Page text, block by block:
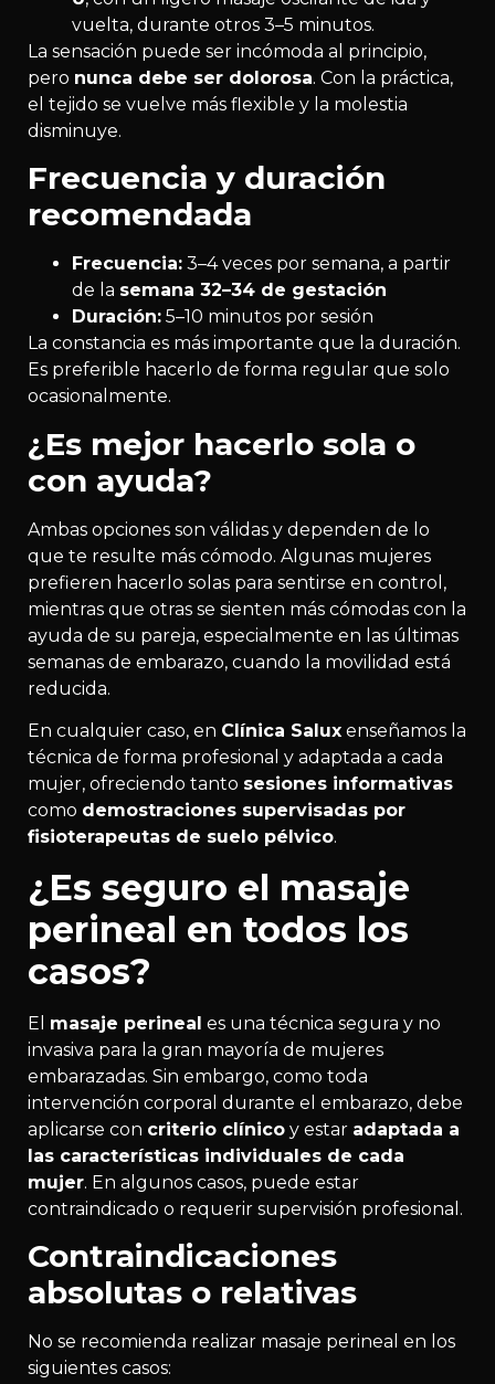
vuelta, durante otros 3–5 minutos.
La sensación puede ser incómoda al principio,
pero nunca debe ser dolorosa. Con la práctica,
el tejido se vuelve más flexible y la molestia
disminuye.
Frecuencia y duración
recomendada
Frecuencia: 3–4 veces por semana, a partir
de la semana 32–34 de gestación
Duración: 5–10 minutos por sesión
La constancia es más importante que la duración.
Es preferible hacerlo de forma regular que solo
ocasionalmente.
¿Es mejor hacerlo sola o
con ayuda?
Ambas opciones son válidas y dependen de lo
que te resulte más cómodo. Algunas mujeres
prefieren hacerlo solas para sentirse en control,
mientras que otras se sienten más cómodas con la
ayuda de su pareja, especialmente en las últimas
semanas de embarazo, cuando la movilidad está
reducida.
En cualquier caso, en Clínica Salux enseñamos la
técnica de forma profesional y adaptada a cada
mujer, ofreciendo tanto sesiones informativas
como demostraciones supervisadas por
fisioterapeutas de suelo pélvico.
¿Es seguro el masaje
perineal en todos los
casos?
El masaje perineal es una técnica segura y no
invasiva para la gran mayoría de mujeres
embarazadas. Sin embargo, como toda
intervención corporal durante el embarazo, debe
aplicarse con criterio clínico y estar adaptada a
las características individuales de cada
mujer. En algunos casos, puede estar
contraindicado o requerir supervisión profesional.
Contraindicaciones
absolutas o relativas
No se recomienda realizar masaje perineal en los
siguientes casos: